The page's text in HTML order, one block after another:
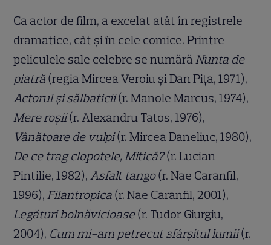
Ca actor de film, a excelat atât în registrele
dramatice, cât și în cele comice. Printre
peliculele sale celebre se numărăNunta de
piatră (regia Mircea Veroiu și Dan Pița, 1971),
Actorul și sălbaticii(r. Manole Marcus, 1974),
Mere roșii(r. Alexandru Tatos, 1976),
Vânătoare de vulpi(r. Mircea Daneliuc, 1980),
De ce trag clopotele, Mitică?(r. Lucian
Pintilie, 1982),Asfalt tango(r. Nae Caranfil,
1996),Filantropica (r. Nae Caranfil, 2001),
Legături bolnăvicioase(r. Tudor Giurgiu,
2004), Cum mi-am petrecut sfârșitul lumii(r.